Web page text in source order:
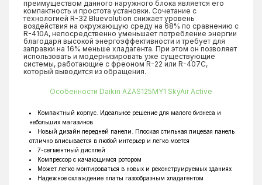
преимуществом данного наружного блока является его
компактность и простота установки. Сочетание с
технологией R-32 Bluevolution снижает уровень
воздействия на окружающую среду на 68% по сравнению с
R-410A, непосредственно уменьшает потребление энергии
благодаря высокой энергоэффективности и требует для
заправки на 16% меньше хладагента. При этом он позволяет
использовать и модернизировать уже существующие
системы, работающие с фреоном R-22 или R-407C,
который выводится из обращения.
Особенности Daikin AZAS125MY1 SkyAir Active
Компактный корпус. Идеальное решение для малого бизнеса и
небольших магазинов
Новый дизайн передней панели. Плоская стильная лицевая панель
отлично вписывается в любой интерьер и легко моется
7-сегментный дисплей
Компрессор с качающимся ротором
Может легко монтироваться в новых и реконструируемых зданиях
Надежное охлаждение платы газообразным хладагентом